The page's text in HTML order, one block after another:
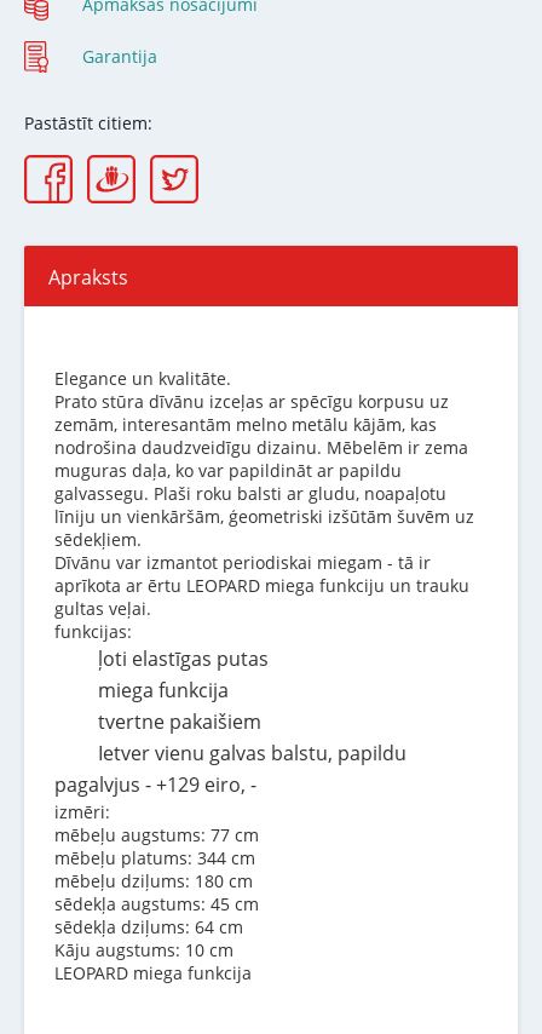
Garantija
Pastāstīt citiem:
Apraksts
Elegance un kvalitāte.
Prato stūra dīvānu izceļas ar spēcīgu korpusu uz
zemām, interesantām melno metālu kājām, kas
nodrošina daudzveidīgu dizainu. Mēbelēm ir zema
muguras daļa, ko var papildināt ar papildu
galvassegu. Plaši roku balsti ar gludu, noapaļotu
līniju un vienkāršām, ģeometriski izšūtām šuvēm uz
sēdekļiem.
Dīvānu var izmantot periodiskai miegam - tā ir
aprīkota ar ērtu LEOPARD miega funkciju un trauku
gultas veļai.
funkcijas:
ļoti elastīgas putas
miega funkcija
tvertne pakaišiem
Ietver vienu galvas balstu, papildu
pagalvjus - +129 eiro, -
izmēri:
mēbeļu augstums: 77 cm
mēbeļu platums: 344 cm
mēbeļu dziļums: 180 cm
sēdekļa augstums: 45 cm
sēdekļa dziļums: 64 cm
Kāju augstums: 10 cm
LEOPARD miega funkcija